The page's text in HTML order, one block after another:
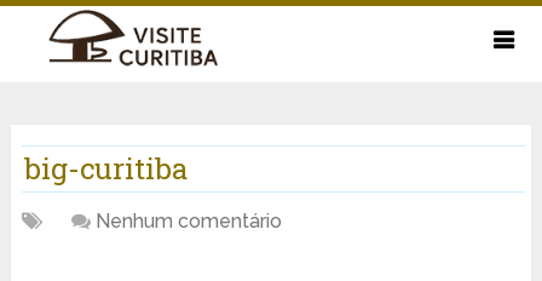
big-curitiba
Nenhum comentário